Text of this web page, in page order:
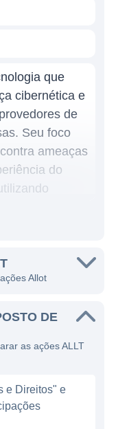
que
cibernética e
de
Seu foco
ameaças
do
de
e
venda de
de
são
a
de maneira
ataques
de
seus
Allot
DE
as ações ALLT
e Direitos" e